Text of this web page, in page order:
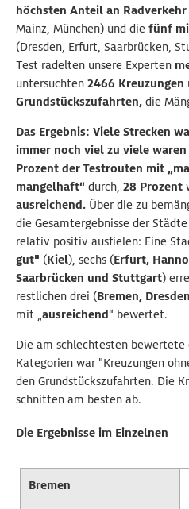
höchsten Anteil an Radverkehr
Mainz, München) und die fünf
(Dresden, Erfurt, Saarbrücken,
Test radelten unsere Experten
untersuchten 2466 Kreuzungen
Grundstückszufahrten, die
Das Ergebnis: Viele Strecken
immer noch viel zu viele
Prozent der Testrouten mit
mangelhaft“ durch, 28 Prozent
ausreichend. Über die zu
die Gesamtergebnisse der
relativ positiv ausfielen: Eine
gut" (Kiel), sechs (Erfurt,
Saarbrücken und Stuttgart)
restlichen drei (Bremen,
mit „ausreichend“ bewertet.
Die am schlechtesten
Kategorien war "Kreuzungen
den Grundstückszufahrten. Die
schnitten am besten ab.
Die Ergebnisse im Einzelnen
Bremen